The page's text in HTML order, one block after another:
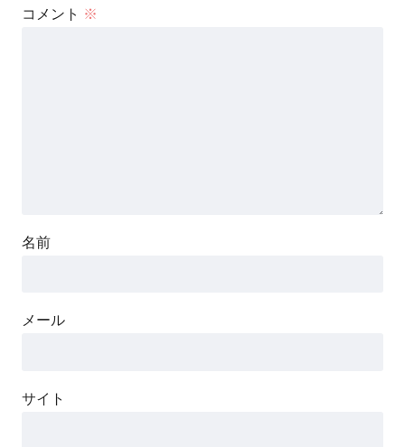
コメント ※
名前
メール
サイト